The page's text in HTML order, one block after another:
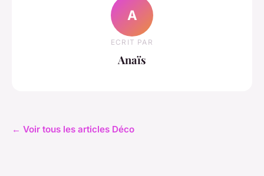
A
ECRIT PAR
Anaïs
← Voir tous les articles Déco